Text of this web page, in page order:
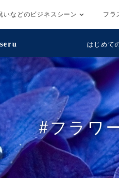
いなどのビジネスシーン フラ
はじめて
#フラワ